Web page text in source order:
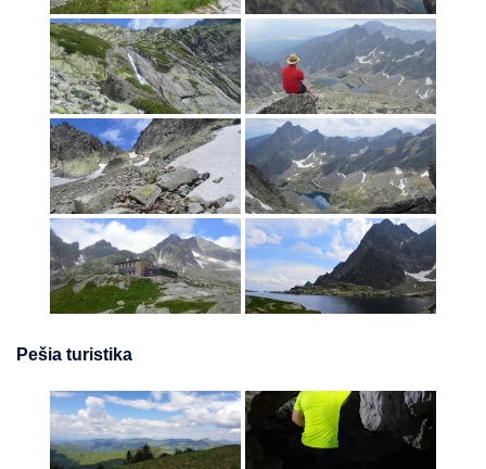
Pešia turistika